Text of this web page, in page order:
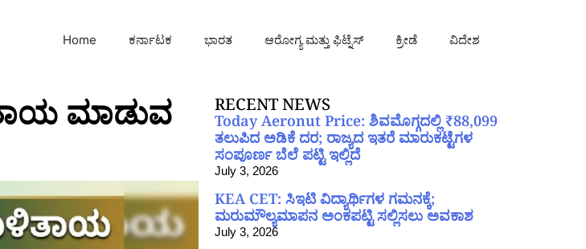
Home ಕರ್ನಾಟಕ ಭಾರತ ಆರೋಗ್ಯ ಮತ್ತು ಫಿಟ್ನೆಸ್ ಕ್ರೀಡೆ ವಿದೇಶ
ಮಾಡುವ RECENT NEWS
Today Aeronut Price: ಶಿವಮೊಗ್ಗದಲ್ಲಿ ₹88,099
ತಲುಪಿದ ಅಡಿಕೆ ದರ; ರಾಜ್ಯದ ಇತರೆ ಮಾರುಕಟ್ಟೆಗಳ
ಸಂಪೂರ್ಣ ಬೆಲೆ ಪಟ್ಟಿ ಇಲ್ಲಿದೆ
July 3, 2026
KEA CET: ಸಿಇಟಿ ವಿದ್ಯಾರ್ಥಿಗಳ ಗಮನಕ್ಕೆ;
ಮರುಮೌಲ್ಯಮಾಪನ ಅಂಕಪಟ್ಟಿ ಸಲ್ಲಿಸಲು ಅವಕಾಶ
July 3, 2026